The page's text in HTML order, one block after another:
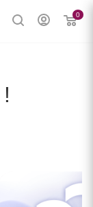
0